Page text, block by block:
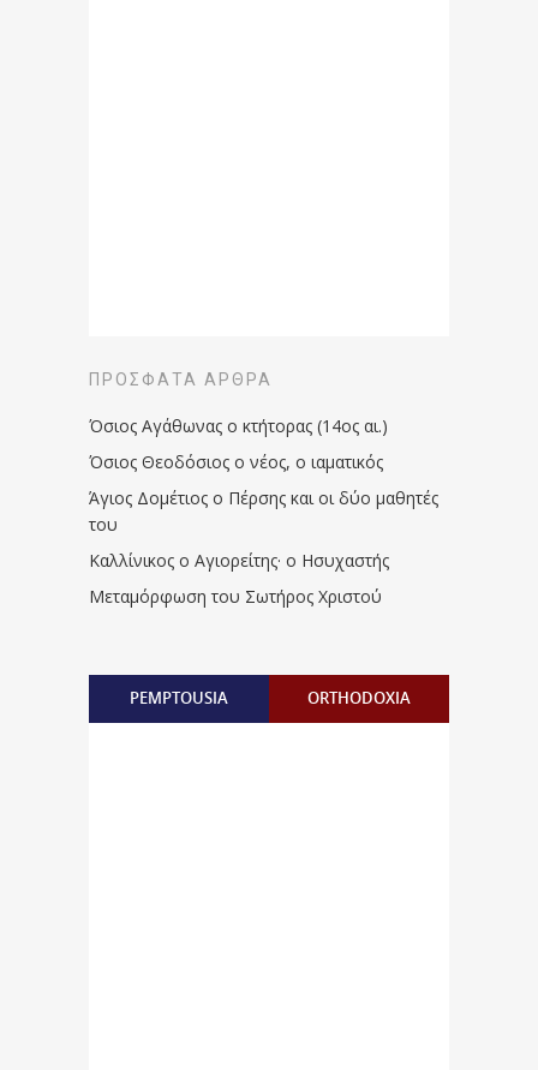
ΠΡΌΣΦΑΤΑ ΆΡΘΡΑ
Όσιος Αγάθωνας ο κτήτορας (14ος αι.)
Όσιος Θεοδόσιος ο νέος, ο ιαματικός
Άγιος Δομέτιος ο Πέρσης και οι δύο μαθητές
του
Καλλίνικος ο Αγιορείτης · ο Ησυχαστής
Μεταμόρφωση του Σωτήρος Χριστού
PEMPTOUSIA ORTHODOXIA